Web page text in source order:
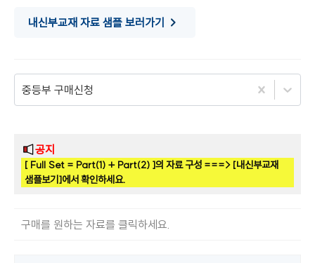
내신부교재 자료 샘플 보러가기
중등부 구매신청
공지
[ Full Set = Part(1) + Part(2) ]의 자료 구성 ===> [내신부교재
샘플보기]에서 확인하세요.
구매를 원하는 자료를 클릭하세요.